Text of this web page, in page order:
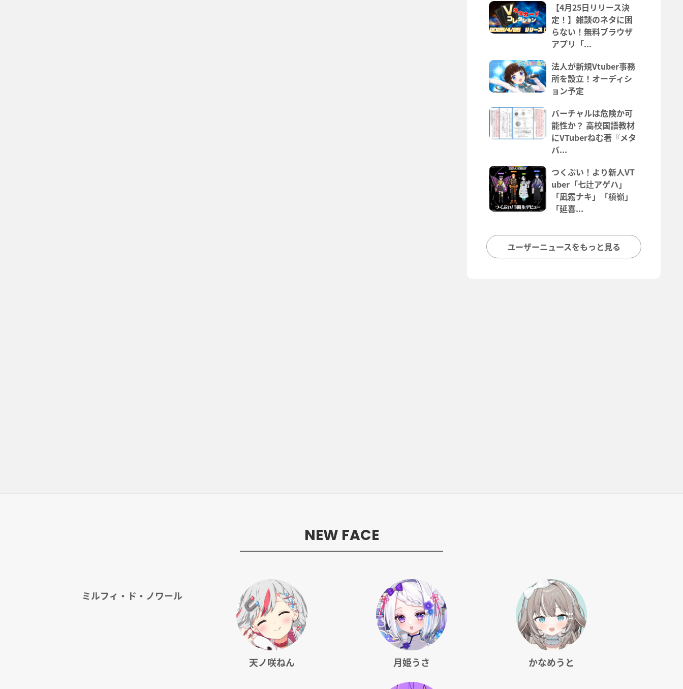
【4月25日リリース決
定！】雑談のネタに困
らない！無料ブラウザ
アプリ「...
法人が新規Vtuber事務
所を設立！オーディシ
ョン予定
バーチャルは危険か可
能性か？ 高校国語教材
にVTuberねむ著『メタ
バ...
つくぶい！より新人VT
uber「七辻アゲハ」
「凪霧ナキ」「槙嶺」
「延喜...
ユーザーニュースをもっと見る
NEW FACE
ミルフィ・ド・ノワール
天ノ咲ねん 月姫うさ かなめうと